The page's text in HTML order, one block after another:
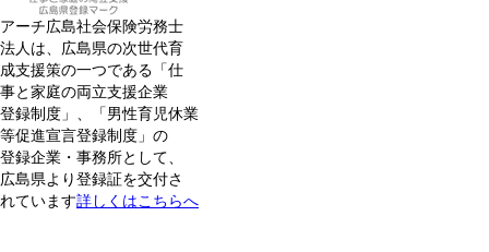
アーチ広島社会保険労務士
法人は、広島県の次世代育
成支援策の一つである「仕
事と家庭の両立支援企業
登録制度」、「男性育児休業
等促進宣言登録制度」の
登録企業・事務所として、
広島県より登録証を交付さ
れています詳しくはこちらへ